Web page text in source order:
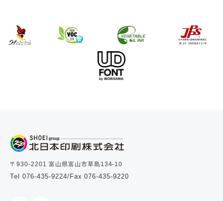
〒930-2201 富山県富山市草島134-10
Tel 076-435-9224/Fax 076-435-9220